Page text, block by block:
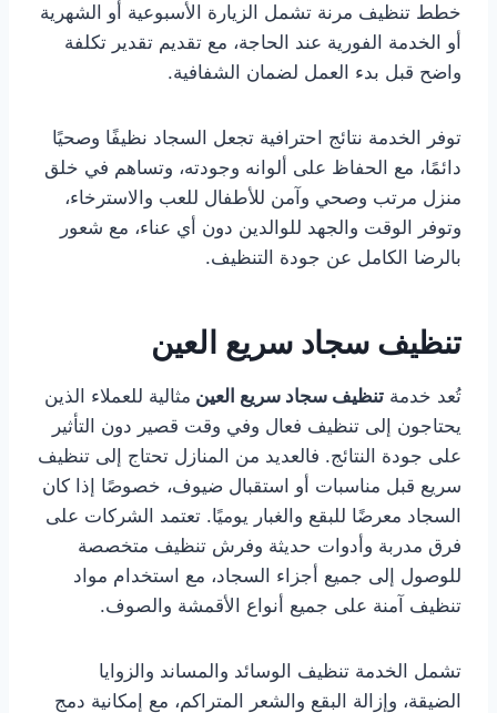
خطط تنظيف مرنة تشمل الزيارة الأسبوعية أو الشهرية
أو الخدمة الفورية عند الحاجة، مع تقديم تقدير تكلفة
واضح قبل بدء العمل لضمان الشفافية.
توفر الخدمة نتائج احترافية تجعل السجاد نظيفًا وصحيًا
دائمًا، مع الحفاظ على ألوانه وجودته، وتساهم في خلق
منزل مرتب وصحي وآمن للأطفال للعب والاسترخاء،
وتوفر الوقت والجهد للوالدين دون أي عناء، مع شعور
بالرضا الكامل عن جودة التنظيف.
تنظيف سجاد سريع العين
تُعد خدمة تنظيف سجاد سريع العين مثالية للعملاء الذين
يحتاجون إلى تنظيف فعال وفي وقت قصير دون التأثير
على جودة النتائج. فالعديد من المنازل تحتاج إلى تنظيف
سريع قبل مناسبات أو استقبال ضيوف، خصوصًا إذا كان
السجاد معرضًا للبقع والغبار يوميًا. تعتمد الشركات على
فرق مدربة وأدوات حديثة وفرش تنظيف متخصصة
للوصول إلى جميع أجزاء السجاد، مع استخدام مواد
تنظيف آمنة على جميع أنواع الأقمشة والصوف.
تشمل الخدمة تنظيف الوسائد والمساند والزوايا
الضيقة، وإزالة البقع والشعر المتراكم، مع إمكانية دمج